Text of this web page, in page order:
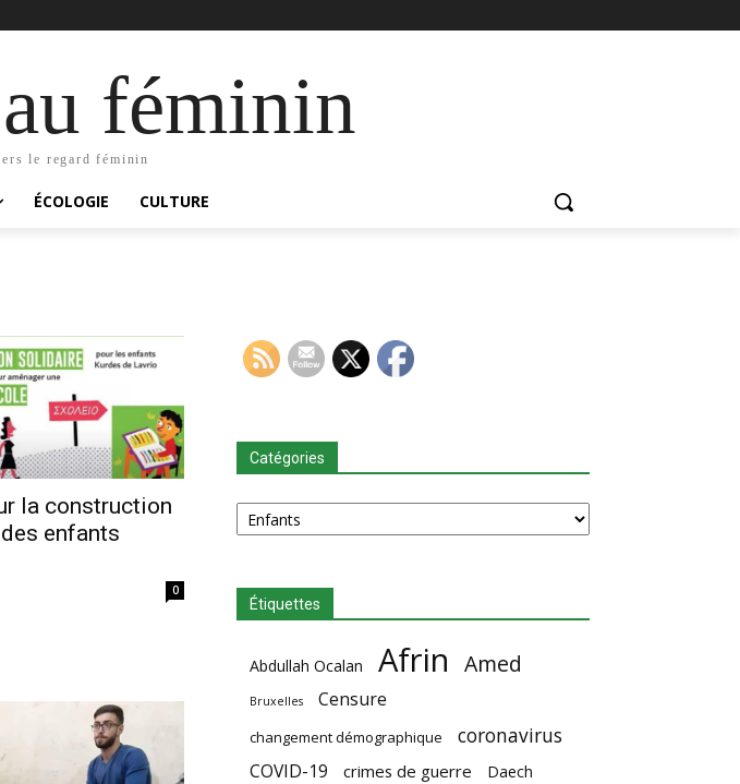
féminin
le regard féminin
ÉCOLOGIE CULTURE
la construction
enfants
0
Catégories
Catégories
Étiquettes
Abdullah Ocalan Afrin Amed
Bruxelles Censure
changement démographique coronavirus
COVID-19 crimes de guerre Daech